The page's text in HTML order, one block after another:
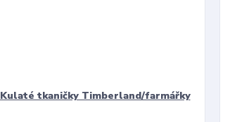
Kulaté tkaničky Timberland/farmářky